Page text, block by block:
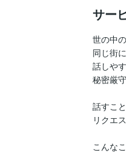
サー
世の中
同じ街
話しや
秘密厳
話すこ
リクエ
こんな